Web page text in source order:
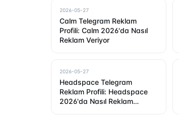
2026-05-27
Calm Telegram Reklam
Profili: Calm 2026'da Nasıl
Reklam Veriyor
2026-05-27
Headspace Telegram
Reklam Profili: Headspace
2026'da Nasıl Reklam